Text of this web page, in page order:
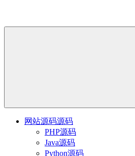
网站源码源码
PHP源码
Java源码
Python源码